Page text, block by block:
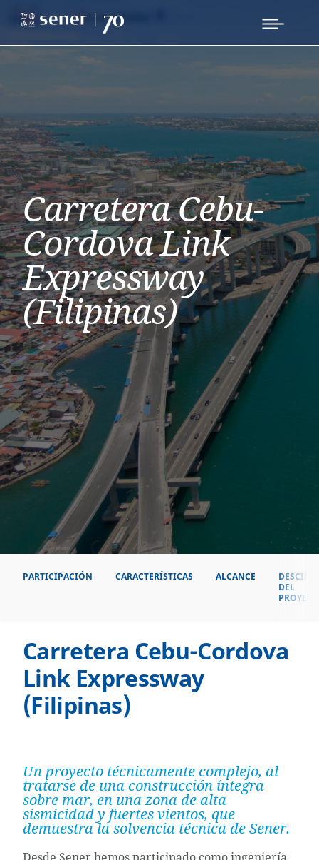
Carretera Cebu-
Cordova Link
Expressway
(Filipinas)
PARTICIPACIÓN CARACTERÍSTICAS ALCANCE
DEL
Carretera Cebu-Cordova
Link Expressway
(Filipinas)
Un proyecto técnicamente complejo, al
tratarse de una construcción íntegra
sobre mar, en una zona de alta
sismicidad y fuertes vientos, que
demuestra la solvencia técnica de Sener.